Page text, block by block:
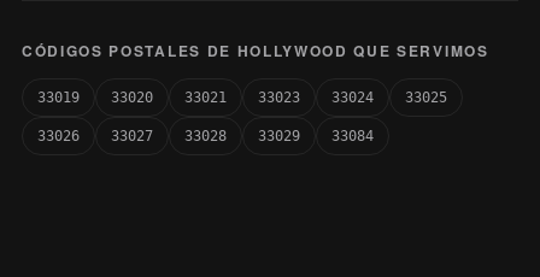
CÓDIGOS POSTALES DE HOLLYWOOD QUE SERVIMOS
33019 33020 33021 33023 33024 33025
33026 33027 33028 33029 33084